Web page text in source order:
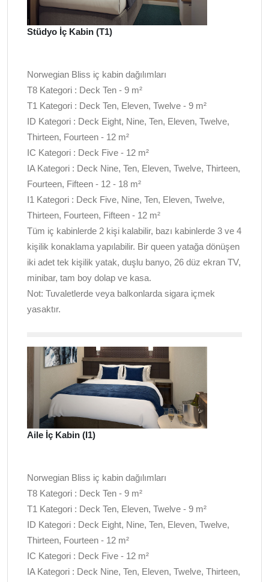
Stüdyo İç Kabin (T1)
Norwegian Bliss iç kabin dağılımları
T8 Kategori : Deck Ten - 9 m²
T1 Kategori : Deck Ten, Eleven, Twelve - 9 m²
ID Kategori : Deck Eight, Nine, Ten, Eleven, Twelve,
Thirteen, Fourteen - 12 m²
IC Kategori : Deck Five - 12 m²
IA Kategori : Deck Nine, Ten, Eleven, Twelve, Thirteen,
Fourteen, Fifteen - 12 - 18 m²
I1 Kategori : Deck Five, Nine, Ten, Eleven, Twelve,
Thirteen, Fourteen, Fifteen - 12 m²
Tüm iç kabinlerde 2 kişi kalabilir, bazı kabinlerde 3 ve 4
kişilik konaklama yapılabilir. Bir queen yatağa dönüşen
iki adet tek kişilik yatak, duşlu banyo, 26 düz ekran TV,
minibar, tam boy dolap ve kasa.
Not: Tuvaletlerde veya balkonlarda sigara içmek
yasaktır.
Aile İç Kabin (I1)
Norwegian Bliss iç kabin dağılımları
T8 Kategori : Deck Ten - 9 m²
T1 Kategori : Deck Ten, Eleven, Twelve - 9 m²
ID Kategori : Deck Eight, Nine, Ten, Eleven, Twelve,
Thirteen, Fourteen - 12 m²
IC Kategori : Deck Five - 12 m²
IA Kategori : Deck Nine, Ten, Eleven, Twelve, Thirteen,